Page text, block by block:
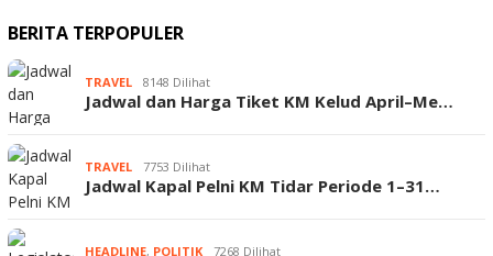
BERITA TERPOPULER
TRAVEL 8148 Dilihat
Jadwal dan Harga Tiket KM Kelud April–Me…
TRAVEL 7753 Dilihat
Jadwal Kapal Pelni KM Tidar Periode 1–31…
HEADLINE, POLITIK 7268 Dilihat